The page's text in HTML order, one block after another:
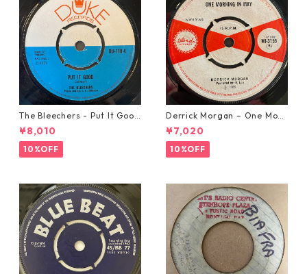
The Bleechers - Put It Good
【7-21637】
¥8,010
10%OFF
Derrick Morgan – One Morn
ing In May【7-21653】
¥7,020
10%OFF